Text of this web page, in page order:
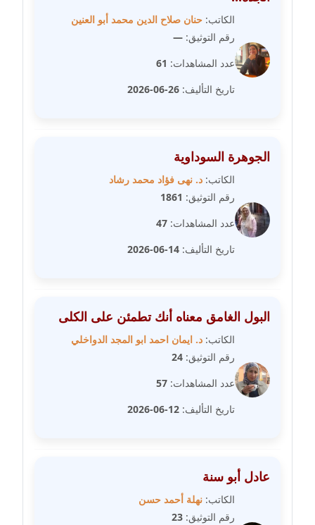
مدونة عبير سعد
عاملة
عاملة
مدونة عبير محمد
عاملة
عاملة
مدونة عزة بركة
عاملة
مدونة عطا الله حسب الله
عاملة
مدونة علا ابو السعادات
عاملة
الكاتب: حنان صلاح الدين محمد أبو العنين
رقم التوثيق: —
عدد المشاهدات: 61
تاريخ التأليف: 26-06-2026
الجوهرة السوداوية
الكاتب: د. نهى فؤاد محمد رشاد
رقم التوثيق: 1861
عدد المشاهدات: 47
تاريخ التأليف: 14-06-2026
البول الغامق معناه أنك تطمئن على الكلى
الكاتب: د. ايمان احمد ابو المجد الدواخلي
رقم التوثيق: 24
عدد المشاهدات: 57
تاريخ التأليف: 12-06-2026
عادل أبو سنة
الكاتب: نهلة أحمد حسن
رقم التوثيق: 23